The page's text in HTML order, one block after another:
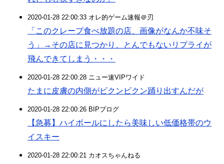
2020-01-28 22:00:33 オレ的ゲーム速報＠刃
「このクレープ食べ放題の店、画像がなんか不味そ
う」→その店に見つかり、とんでもないリプライが
飛んできてしまう・・・
2020-01-28 22:00:28 ニュー速VIPワイド
たまに皮膚の内側がビクンビクン踊り出すんだが
2020-01-28 22:00:26 BIPブログ
【急募】ハイボールにしたら美味しい低価格帯のウ
イスキー
2020-01-28 22:00:21 カオスちゃんねる